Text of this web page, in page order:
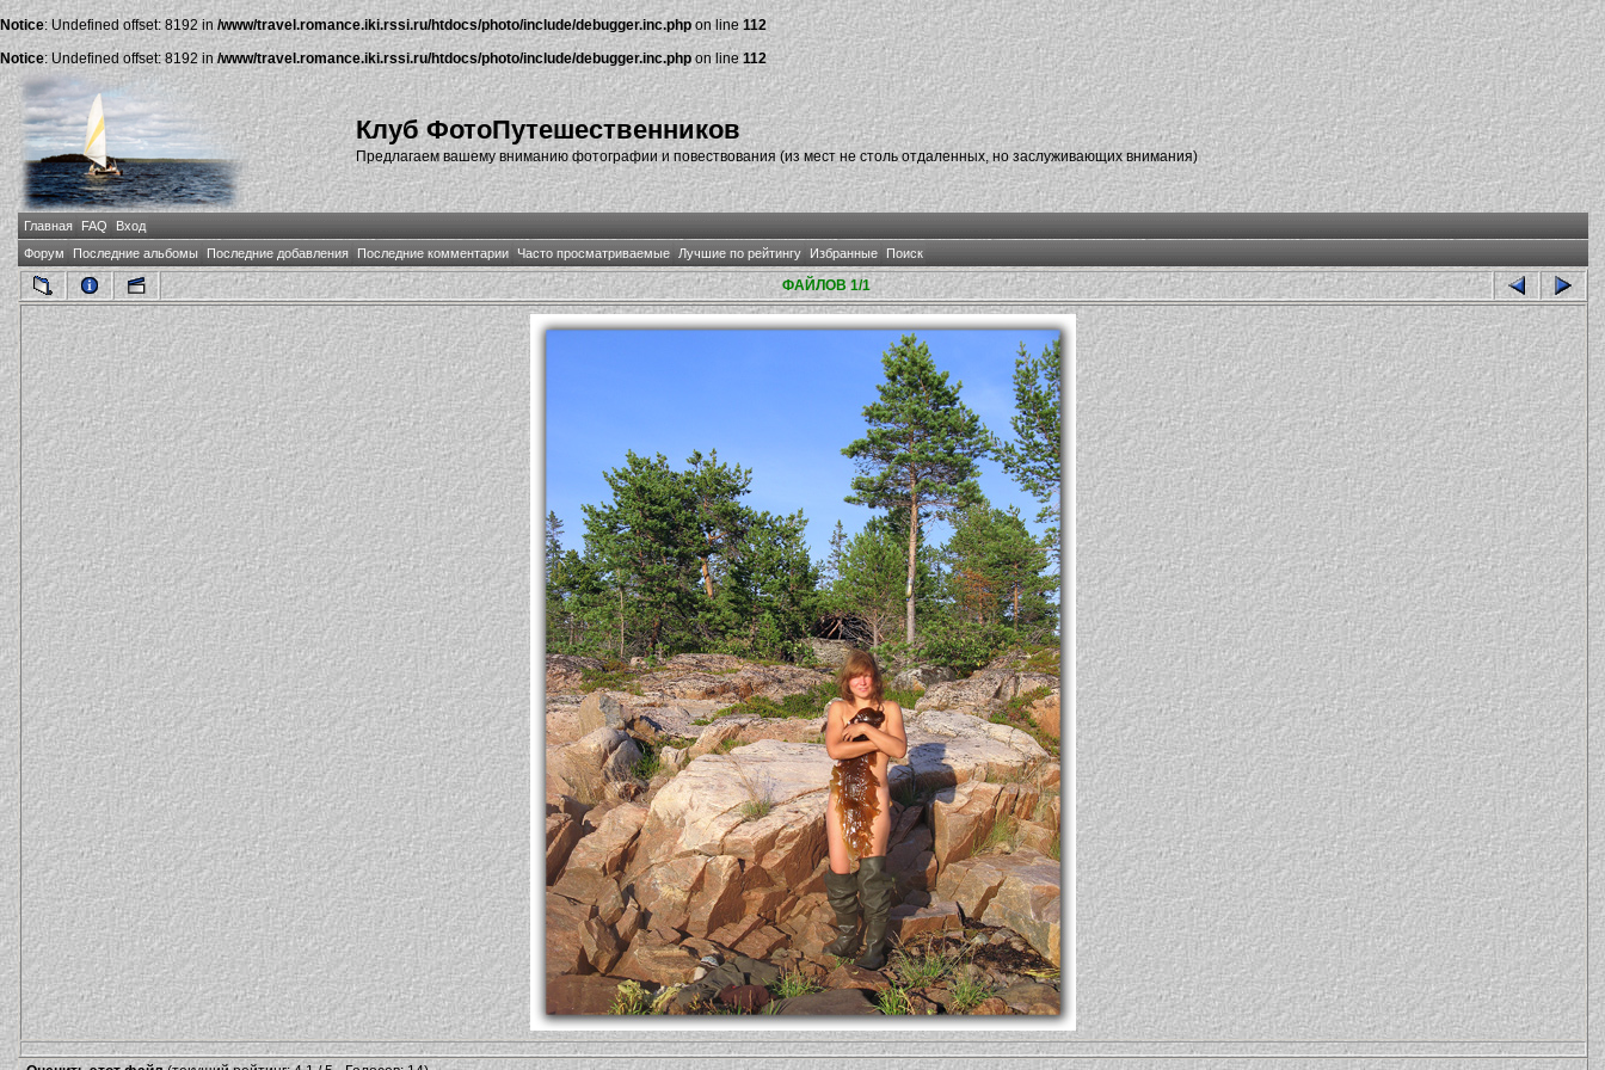
Notice: Undefined offset: 8192 in /www/travel.romance.iki.rssi.ru/htdocs/photo/include/debugger.inc.phpon line112
Notice: Undefined offset: 8192 in/www/travel.romance.iki.rssi.ru/htdocs/photo/include/debugger.inc.phpon line112
Клуб ФотоПутешественников
Предлагаем вашему вниманию фотографии и повествования (из мест не столь отдаленных, но заслуживающих внимания)
Главная FAQ
Вход
Форум
Последние альбомы Последние добавления Последние комментарии Часто просматриваемые Лучшие по рейтингу Избранные Поиск
ФАЙЛОВ 1/1